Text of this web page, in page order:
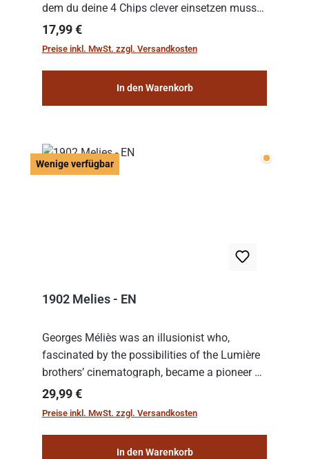
dem du deine 4 Chips clever einsetzen musst.
Wer die Chips mit dem höchsten Gesamtwert
hat, gewinnt die Runde. Aber Vorsicht: D...
Regulärer Preis:
17,99 €
Preise inkl. MwSt. zzgl. Versandkosten
In den Warenkorb
Wenige verfügbar Wenige
1902 Melies - EN
Georges Méliès was an illusionist who,
fascinated by the possibilities of the Lumière
brothers’ cinematograph, became a pioneer of
cinema. In 1902, he filmed his most famous
work: “Le Voyage dans la Lune” (“A Trip to...
Regulärer Preis:
29,99 €
Preise inkl. MwSt. zzgl. Versandkosten
In den Warenkorb